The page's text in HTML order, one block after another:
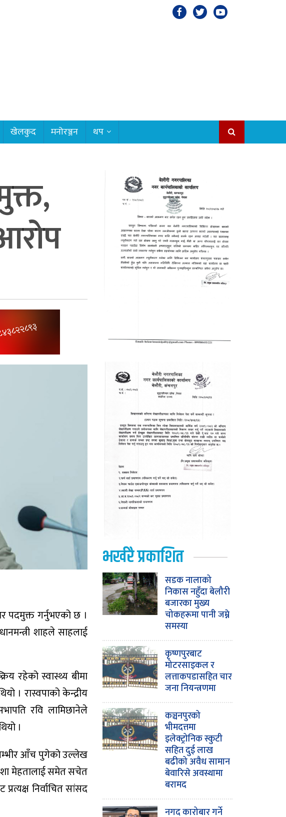
खेलकुद मनोरञ्जन थप
पदमुक्त गर्नुभएको छ ।
शाहले साहलाई
रहेको स्वास्थ्य बीमा
। रास्वपाको केन्द्रीय
रवि लामिछानेले
।
गम्भीर आँच पुगेको उल्लेख
मेहतालाई समेत सचेत
निर्वाचित सांसद
भर्खरै प्रकाशित
सडक नालाको
निकास नहुँदा बेलौरी
बजारका मुख्य
चोकहरूमा पानी जम्ने
समस्या
कृष्णपुरबाट
मोटरसाइकल र
लत्ताकपडासहित चार
जना नियन्त्रणमा
कञ्चनपुरको
भीमदत्तमा
इलेक्ट्रोनिक स्कुटी
सहित दुई लाख
बढीको अवैध सामान
बेवारिसे अवस्थामा
बरामद
नगद कारोबार गर्ने